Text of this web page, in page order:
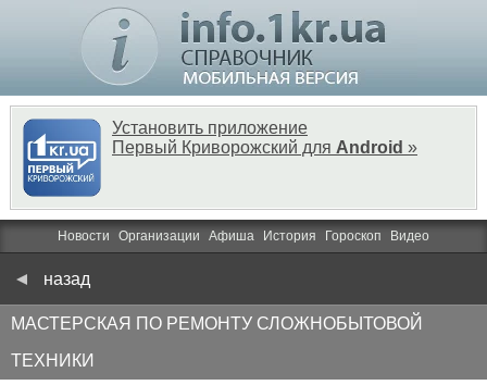
Установить приложение
Первый Криворожский для Android »
Новости Организации Афиша История Гороскоп Видео
назад
МАСТЕРСКАЯ ПО РЕМОНТУ СЛОЖНОБЫТОВОЙ
ТЕХНИКИ